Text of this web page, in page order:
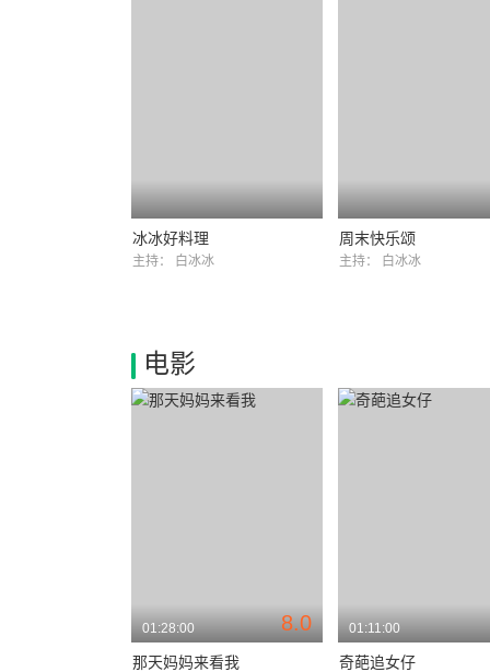
冰冰好料理
主持： 白冰冰
周末快乐颂
主持： 白冰冰
电影
8.0
01:28:00
那天妈妈来看我
01:11:00
奇葩追女仔